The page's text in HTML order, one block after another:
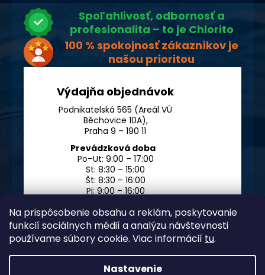
Na prispôsobenie obsahu a reklám, poskytovanie
funkcií sociálnych médií a analýzu návštevnosti
používame súbory cookie. Viac informácií tu.
Nastavenie
Spoľahlivosť, odbornosť a
profesionalita – to je Chlorito
100 % spokojnosť zákazníkov je
našou prioritou
Výdajňa objednávok
Podnikatelská 565 (Areál VÚ
Běchovice 10A),
Praha 9 – 190 11
Prevádzková doba
Po–Ut: 9:00 – 17:00
St: 8:30 – 15:00
Št: 8:30 – 16:00
Pi: 9:00 – 16:00